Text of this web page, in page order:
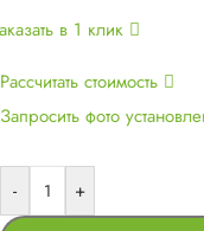
в 1 клик
Рассчитать стоимость
Запросить фото
- +